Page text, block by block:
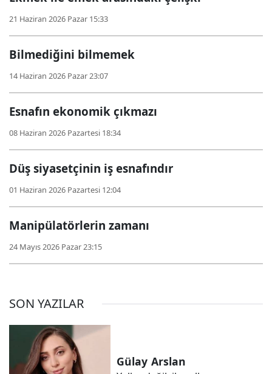
21 Haziran 2026 Pazar 15:33
Bilmediğini bilmemek
14 Haziran 2026 Pazar 23:07
Esnafın ekonomik çıkmazı
08 Haziran 2026 Pazartesi 18:34
Düş siyasetçinin iş esnafındır
01 Haziran 2026 Pazartesi 12:04
Manipülatörlerin zamanı
24 Mayıs 2026 Pazar 23:15
SON YAZILAR
Gülay Arslan